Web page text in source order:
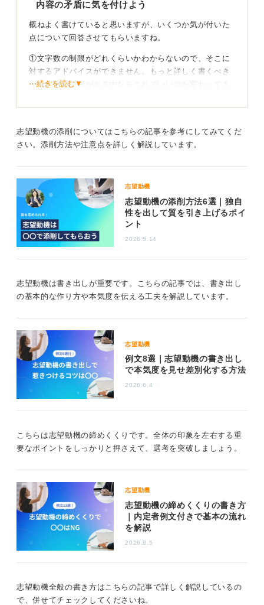
内容の矛盾に気を付けよう
概ねよく書けていると思いますが、いくつか気が付いた
点について回答させてもらいますね。
①文字数の制限がどれくらいかわからないので、そこに
対するアドバイスができません。もっと詳しく書くべき
か、文字数制限がある中ならこれでいいのか変わってき
ていいと思います。
③これまで子どもと接するような経験はあまり積んでい
ない、としつつ幼い頃から子どもと接する機会は多くあ
ったと、内容に矛盾が生じています。言いたいことはほ
ぼわかりますが、修正した方がいい箇所だと思います。
0
⋯続きを読む▼
志望動機の添削についてはこちらの記事を参考にしてみてくだ
さい。添削方法や注意点を詳しく解説しています。
志望動機
志望動機の添削方法6選｜独自
性を出して質を引き上げるポイ
ント
2026.5.14
志望動機は書き出しが重要です。こちらの記事では、書き出し
の基本的な作り方や本気度を伝える工夫を解説しています。
志望動機
例文8選｜志望動機の書き出し
で本気度を見せ差別化する方法
2026.6.4
こちらは志望動機の締めくくりです。全体の印象を左右する重
要なポイントをしっかりと押さえて、選考を突破しましょう。
志望動機
志望動機の締めくくりの書き方
｜内定者例文付きで基本の流れ
を解説
2026.8.5
志望動機全般の書き方はこちらの記事で詳しく解説しているの
で、併せてチェックしてくださいね。